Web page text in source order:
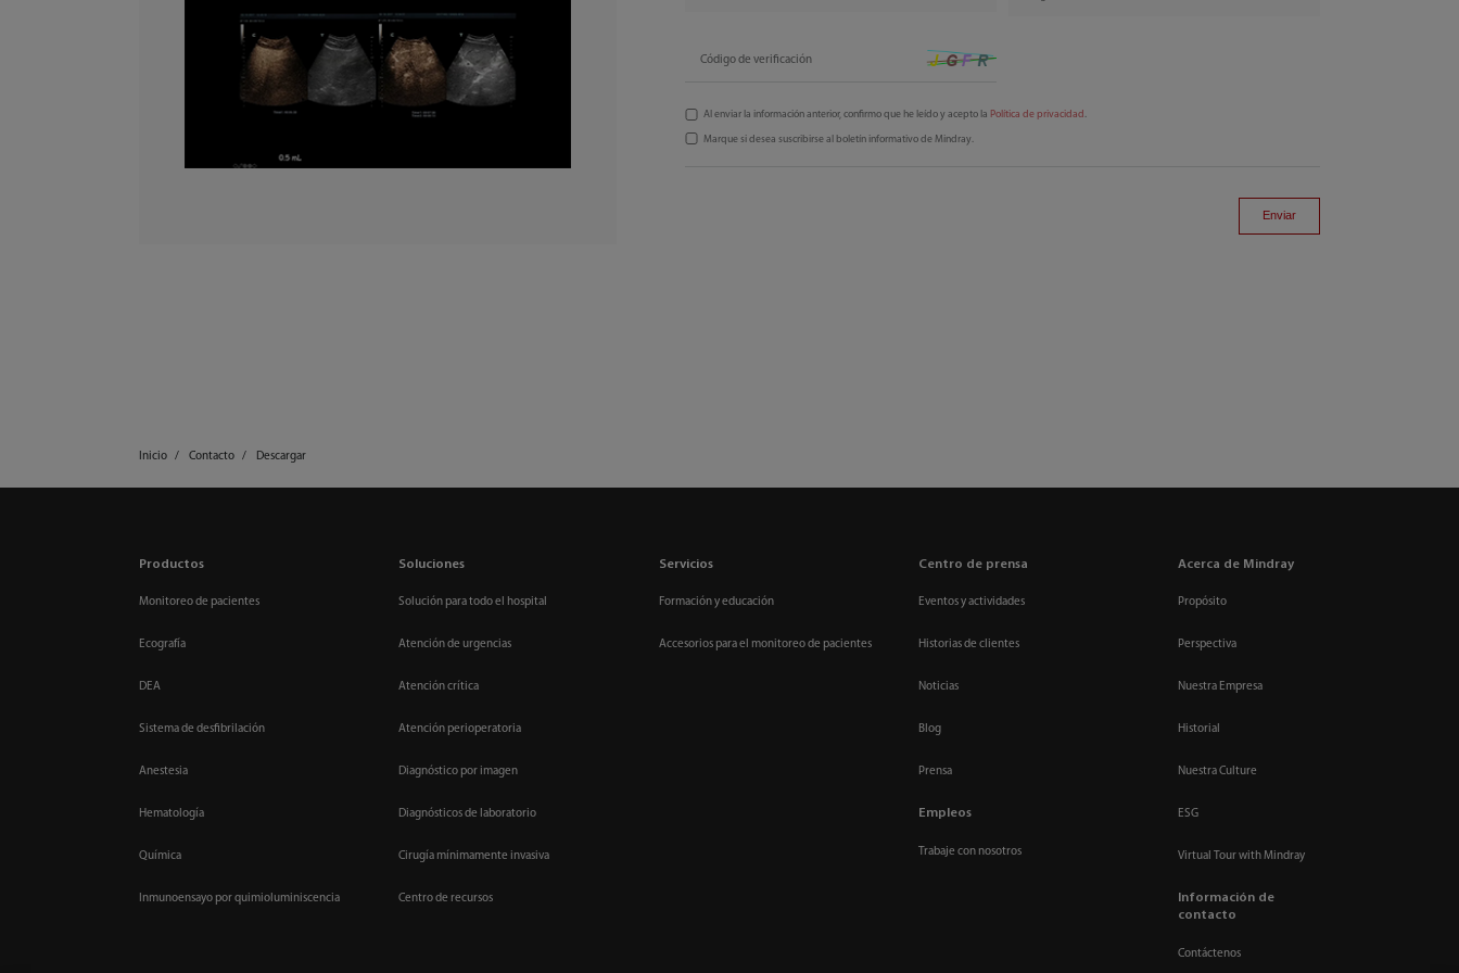
Código de verificación
Al enviar la información anterior, confirmo que he leído y acepto la Política de privacidad.
Marque si desea suscribirse al boletín informativo de Mindray.
Enviar
Inicio Contacto Descargar
Productos
Monitoreo de pacientes
Ecografía
DEA
Sistema de desfibrilación
Anestesia
Hematología
Química
Inmunoensayo por quimioluminiscencia
Soluciones
Solución para todo el hospital
Atención de urgencias
Atención crítica
Atención perioperatoria
Diagnóstico por imagen
Diagnósticos de laboratorio
Cirugía mínimamente invasiva
Centro de recursos
Servicios
Formación y educación
Accesorios para el monitoreo de pacientes
Centro de prensa
Eventos y actividades
Historias de clientes
Noticias
Blog
Prensa
Empleos
Trabaje con nosotros
Acerca de Mindray
Propósito
Perspectiva
Nuestra Empresa
Historial
Nuestra Culture
ESG
Virtual Tour with Mindray
Información de
contacto
Contáctenos